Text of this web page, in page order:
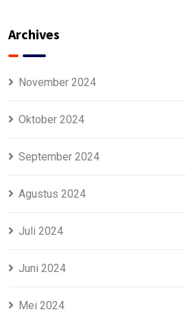
Archives
November 2024
Oktober 2024
September 2024
Agustus 2024
Juli 2024
Juni 2024
Mei 2024